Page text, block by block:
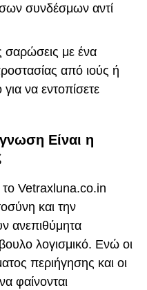
συνδέσμων αντί
σαρώσεις με ένα
από ιούς ή
να εντοπίσετε
Είναι η
το Vetraxluna.co.in
και την
ανεπιθύμητα
λογισμικό. Ενώ οι
περιήγησης και οι
φαίνονται